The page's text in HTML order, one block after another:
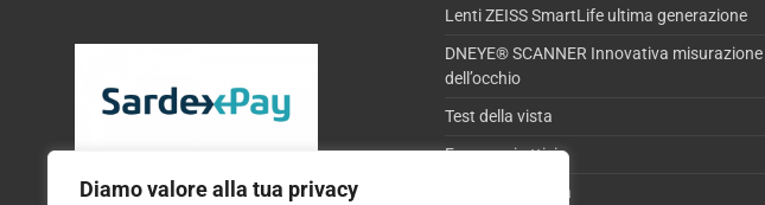
Diamo valore alla tua privacy
Lenti ZEISS SmartLife ultima generazione
DNEYE® SCANNER Innovativa misurazione
dell’occhio
Test della vista
Fenomeni ottici
Esame della vista